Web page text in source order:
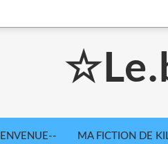
MA FICTION DE